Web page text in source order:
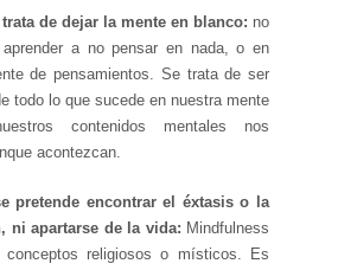
trata de dejar la mente en blanco: no
a no pensar en nada, o en
de pensamientos. Se trata de ser
todo lo que sucede en nuestra mente
contenidos mentales nos
acontezcan.
pretende encontrar el éxtasis o la
ni apartarse de la vida: Mindfulness
conceptos religiosos o místicos. Es